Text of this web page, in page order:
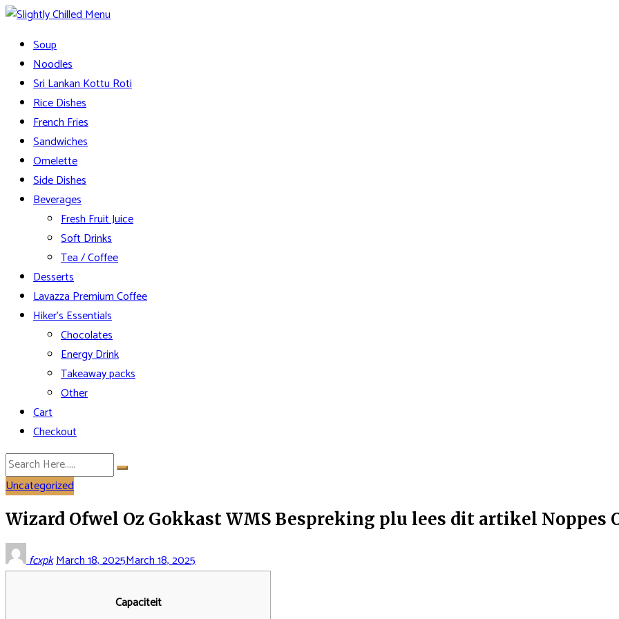
Skip
content
Slightly Chilled Menu
Soup
Noodles
Sri Lankan Kottu Roti
Rice Dishes
French Fries
Sandwiches
Omelette
Side Dishes
Beverages
Fresh Fruit Juice
Soft Drinks
Tea / Coffee
Desserts
Lavazza Premium Coffee
Hiker’s Essentials
Chocolates
Energy Drink
Takeaway packs
Other
Cart
Checkout
Uncategorized
Wizard Ofwel Oz Gokkast WMS Bespreking plu lees dit artikel Noppes
fcxpkMarch 18, 2025March 18, 2025
Capaciteit